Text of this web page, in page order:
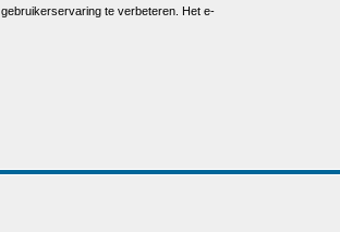
te verbeteren. Het e-